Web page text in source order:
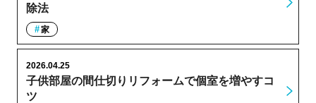
除法
家
子供部屋の間仕切りリフォームで個室を増やすコ
ツ
2026.04.25